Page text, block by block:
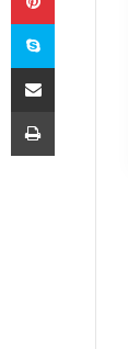
Skype
E-Posta ile paylaş